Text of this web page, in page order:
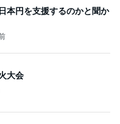
本円を支援するのかと聞か
大会